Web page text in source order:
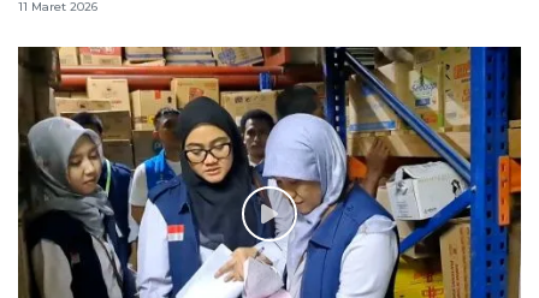
11 Maret 2026